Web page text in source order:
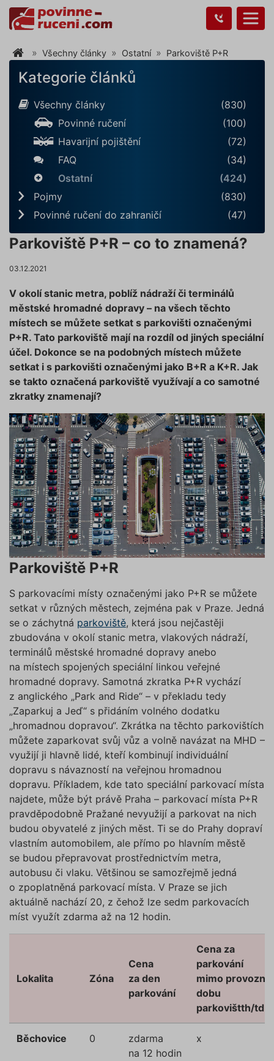
Všechny články Ostatní Parkoviště P+R
Kategorie článků
Všechny články
(830)
Povinné ručení
(100)
Havarijní pojištění
(72)
FAQ
(34)
Ostatní
(424)
Pojmy
(830)
Povinné ručení do zahraničí
(47)
Parkoviště P+R – co to znamená?
03.12.2021
V okolí stanic metra, poblíž nádraží či terminálů
městské hromadné dopravy – na všech těchto
místech se můžete setkat s parkovišti označenými
P+R. Tato parkoviště mají na rozdíl od jiných speciální
účel. Dokonce se na podobných místech můžete
setkat i s parkovišti označenými jako B+R a K+R. Jak
se takto označená parkoviště využívají a co samotné
zkratky znamenají?
Parkoviště P+R
S parkovacími místy označenými jako P+R se můžete
setkat v různých městech, zejména pak v Praze. Jedná
se o záchytná parkoviště, která jsou nejčastěji
zbudována v okolí stanic metra, vlakových nádraží,
terminálů městské hromadné dopravy anebo
na místech spojených speciální linkou veřejné
hromadné dopravy. Samotná zkratka P+R vychází
z anglického „Park and Ride“ – v překladu tedy
„Zaparkuj a Jeď“ s přidáním volného dodatku
„hromadnou dopravou“. Zkrátka na těchto parkovištích
můžete zaparkovat svůj vůz a volně navázat na MHD –
využijí ji hlavně lidé, kteří kombinují individuální
dopravu s návazností na veřejnou hromadnou
dopravu. Příkladem, kde tato speciální parkovací místa
najdete, může být právě Praha – parkovací místa P+R
pravděpodobně Pražané nevyužijí a parkovat na nich
budou obyvatelé z jiných měst. Ti se do Prahy dopraví
vlastním automobilem, ale přímo po hlavním městě
se budou přepravovat prostřednictvím metra,
autobusu či vlaku. Většinou se samozřejmě jedná
o zpoplatněná parkovací místa. V Praze se jich
aktuálně nachází 20, z čehož lze sedm parkovacích
míst využít zdarma až na 12 hodin.
Lokalita Zóna
Cena
za den
parkování
Cena za
parkování
mimo provozní
dobu
parkovištth/td>
Běchovice 0
zdarma
na 12 hodin
x